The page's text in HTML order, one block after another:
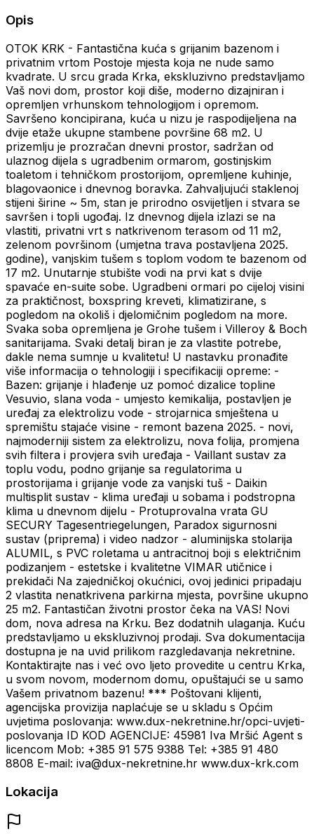
Opis
OTOK KRK - Fantastična kuća s grijanim bazenom i
privatnim vrtom Postoje mjesta koja ne nude samo
kvadrate. U srcu grada Krka, ekskluzivno predstavljamo
Vaš novi dom, prostor koji diše, moderno dizajniran i
opremljen vrhunskom tehnologijom i opremom.
Savršeno koncipirana, kuća u nizu je raspodijeljena na
dvije etaže ukupne stambene površine 68 m2. U
prizemlju je prozračan dnevni prostor, sadržan od
ulaznog dijela s ugradbenim ormarom, gostinjskim
toaletom i tehničkom prostorijom, opremljene kuhinje,
blagovaonice i dnevnog boravka. Zahvaljujući staklenoj
stijeni širine ~ 5m, stan je prirodno osvijetljen i stvara se
savršen i topli ugođaj. Iz dnevnog dijela izlazi se na
vlastiti, privatni vrt s natkrivenom terasom od 11 m2,
zelenom površinom (umjetna trava postavljena 2025.
godine), vanjskim tušem s toplom vodom te bazenom od
17 m2. Unutarnje stubište vodi na prvi kat s dvije
spavaće en-suite sobe. Ugradbeni ormari po cijeloj visini
za praktičnost, boxspring kreveti, klimatizirane, s
pogledom na okoliš i djelomičnim pogledom na more.
Svaka soba opremljena je Grohe tušem i Villeroy & Boch
sanitarijama. Svaki detalj biran je za vlastite potrebe,
dakle nema sumnje u kvalitetu! U nastavku pronađite
više informacija o tehnologiji i specifikaciji opreme: -
Bazen: grijanje i hlađenje uz pomoć dizalice topline
Vesuvio, slana voda - umjesto kemikalija, postavljen je
uređaj za elektrolizu vode - strojarnica smještena u
spremištu stajaće visine - remont bazena 2025. - novi,
najmoderniji sistem za elektrolizu, nova folija, promjena
svih filtera i provjera svih uređaja - Vaillant sustav za
toplu vodu, podno grijanje sa regulatorima u
prostorijama i grijanje vode za vanjski tuš - Daikin
multisplit sustav - klima uređaji u sobama i podstropna
klima u dnevnom dijelu - Protuprovalna vrata GU
SECURY Tagesentriegelungen, Paradox sigurnosni
sustav (priprema) i video nadzor - aluminijska stolarija
ALUMIL, s PVC roletama u antracitnoj boji s električnim
podizanjem - estetske i kvalitetne VIMAR utičnice i
prekidači Na zajedničkoj okućnici, ovoj jedinici pripadaju
2 vlastita nenatkrivena parkirna mjesta, površine ukupno
25 m2. Fantastičan životni prostor čeka na VAS! Novi
dom, nova adresa na Krku. Bez dodatnih ulaganja. Kuću
predstavljamo u ekskluzivnoj prodaji. Sva dokumentacija
dostupna je na uvid prilikom razgledavanja nekretnine.
Kontaktirajte nas i već ovo ljeto provedite u centru Krka,
u svom novom, modernom domu, opuštajući se u samo
Vašem privatnom bazenu! *** Poštovani klijenti,
agencijska provizija naplaćuje se u skladu s Općim
uvjetima poslovanja: www.dux-nekretnine.hr/opci-uvjeti-
poslovanja ID KOD AGENCIJE: 45981 Iva Mršić Agent s
licencom Mob: +385 91 575 9388 Tel: +385 91 480
8808 E-mail: iva@dux-nekretnine.hr www.dux-krk.com
Lokacija